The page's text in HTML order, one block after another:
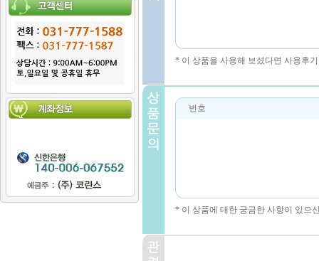
* 이 상품을 사용해 보셨다면 사용후
번호
* 이 상품에 대한 궁금한 사항이 있으